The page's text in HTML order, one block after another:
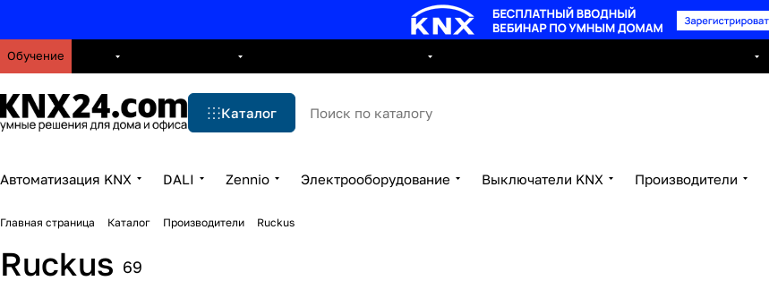
Обучение
Каталог
Автоматизация KNX DALI Zennio Электрооборудование Выключатели KNX Производители
Главная страница Каталог Производители Ruckus
Ruckus 69